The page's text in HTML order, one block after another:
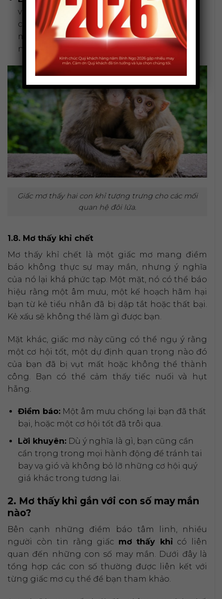
vun đắp cho mối quan hệ hiện tại. Nếu thấy
chúng cãi vã, hãy chủ động giải quyết các
mâu thuẫn tiềm ẩn trước khi chúng trở nên
nghiêm trọng.
Giấc mơ thấy hai con khỉ tượng trưng cho các mối
quan hệ đôi lứa.
1.8. Mơ thấy khỉ chết
Mơ thấy khỉ chết là một giấc mơ mang điềm
báo không thực sự may mắn, nhưng ý nghĩa
của nó lại khá phức tạp. Một mặt, nó có thể báo
hiệu rằng một âm mưu, một kế hoạch hãm hại
bạn từ kẻ tiểu nhân đã bị dập tắt hoặc thất bại.
Kẻ xấu sẽ không thể làm gì được bạn.
Mặt khác, giấc mơ này cũng có thể ngụ ý rằng
một cơ hội tốt, một dự định quan trọng nào đó
của bạn đã bị vụt mất hoặc không thể thành
công. Bạn có thể cảm thấy tiếc nuối và hụt
hẫng.
Điềm báo:Một âm mưu chống lại bạn đã thất
bại, hoặc một cơ hội tốt đã trôi qua.
Lời khuyên:Dù ý nghĩa là gì, bạn cũng cần
cẩn trọng trong mọi hành động để tránh tai
bay vạ gió và không bỏ lỡ những cơ hội quý
giá khác trong tương lai.
2. Mơ thấy khỉ gắn với con số may mắn
nào?
Bên cạnh những điềm báo tâm linh, nhiều
người còn tin rằng giấc mơ thấy khỉ có liên
quan đến những con số may mắn. Dưới đây là
tổng hợp các con số thường được liên kết với
từng giấc mơ cụ thể để bạn tham khảo.